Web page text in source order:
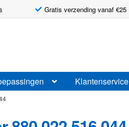
Gratis verzending vanaf €25
Klantenservice